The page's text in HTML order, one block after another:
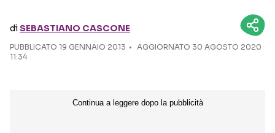
diSEBASTIANO CASCONE
PUBBLICATO 19 GENNAIO 2013
AGGIORNATO 30 AGOSTO 2020
11:34